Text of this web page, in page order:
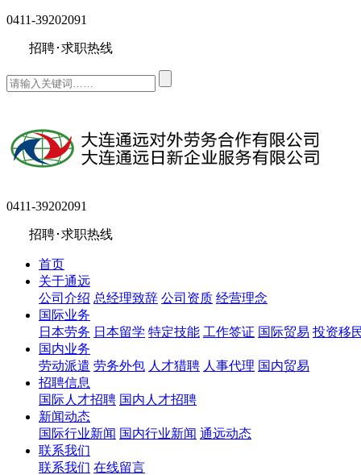
0411-39202091
招聘･求职热线
0411-39202091
招聘･求职热线
首页
关于通远
公司介绍 总经理致辞 公司资质 经营理念
国际业务
日本劳务 日本留学 特定技能 工作签证 国际贸易 投资移
国内业务
劳动派遣 劳务外包 人才猎聘 人事代理 国内贸易
招聘信息
国际人才招聘 国内人才招聘
新闻动态
国际行业新闻 国内行业新闻 通远动态
联系我们
联系我们 在线留言